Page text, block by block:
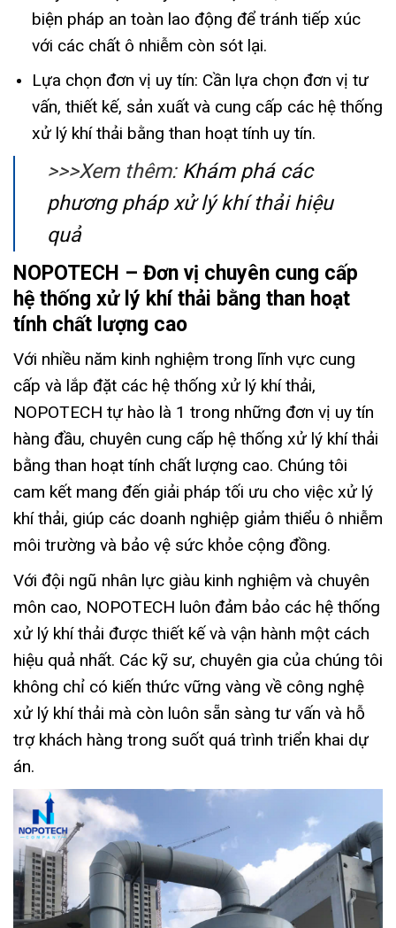
biện pháp an toàn lao động để tránh tiếp xúc
với các chất ô nhiễm còn sót lại.
Lựa chọn đơn vị uy tín: Cần lựa chọn đơn vị tư
vấn, thiết kế, sản xuất và cung cấp các hệ thống
xử lý khí thải bằng than hoạt tính uy tín.
>>>Xem thêm: Khám phá các
phương pháp xử lý khí thải hiệu
quả
NOPOTECH – Đơn vị chuyên cung cấp
hệ thống xử lý khí thải bằng than hoạt
tính chất lượng cao
Với nhiều năm kinh nghiệm trong lĩnh vực cung
cấp và lắp đặt các hệ thống xử lý khí thải,
NOPOTECH tự hào là 1 trong những đơn vị uy tín
hàng đầu, chuyên cung cấp hệ thống xử lý khí thải
bằng than hoạt tính chất lượng cao. Chúng tôi
cam kết mang đến giải pháp tối ưu cho việc xử lý
khí thải, giúp các doanh nghiệp giảm thiểu ô nhiễm
môi trường và bảo vệ sức khỏe cộng đồng.
Với đội ngũ nhân lực giàu kinh nghiệm và chuyên
môn cao, NOPOTECH luôn đảm bảo các hệ thống
xử lý khí thải được thiết kế và vận hành một cách
hiệu quả nhất. Các kỹ sư, chuyên gia của chúng tôi
không chỉ có kiến thức vững vàng về công nghệ
xử lý khí thải mà còn luôn sẵn sàng tư vấn và hỗ
trợ khách hàng trong suốt quá trình triển khai dự
án.